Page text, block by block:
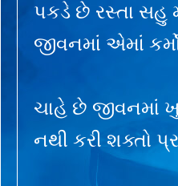
પકડે છે રસ્તા
જીવનમાં એમાં
ચાહે છે જીવનમાં
નથી કરી શક્તો